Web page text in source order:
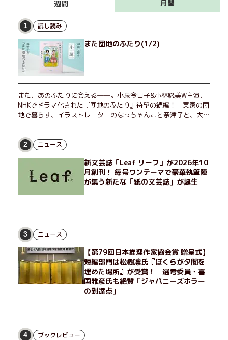
週間 月間
1 試し読み
また団地のふたり(1/2)
また、あのふたりに会える――。小泉今日子&小林聡美W主演、
NHKでドラマ化された『団地のふたり』待望の続編！ 実家の団
地で暮らす、イラストレーターのなっちゃんこと奈津子と、大学
げたり、部屋でふたりだけの「台湾映画祭」を催したり。50代
独身、幼なじみの変わらぬ友情とささやかな幸せの日々を描く。
2 ニュース
新文芸誌「Leaf リーフ」が2026年10
月創刊！ 毎号ワンテーマで豪華執筆陣
が集う新たな「紙の文芸誌」が誕生
3 ニュース
【第79回日本推理作家協会賞 贈呈式】
短編部門は松樹凛氏『ぼくらが夕闇を
埋めた場所』が受賞！ 選考委員・喜
国雅彦氏も絶賛「ジャパニーズホラー
の到達点」
4 ブックレビュー